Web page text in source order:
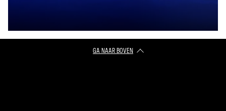
GA NAAR BOVEN